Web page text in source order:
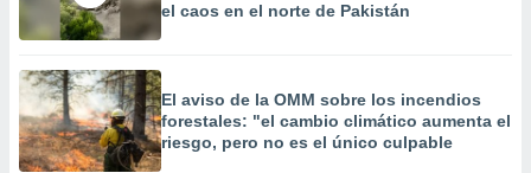
el caos en el norte de Pakistán
El aviso de la OMM sobre los incendios
forestales: "el cambio climático aumenta el
riesgo, pero no es el único culpable